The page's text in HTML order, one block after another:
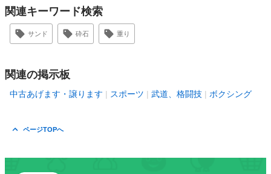
関連キーワード検索
サンド 砕石 重り
関連の掲示板
中古あげます・譲ります スポーツ 武道、格闘技 ボクシング
ページTOPへ